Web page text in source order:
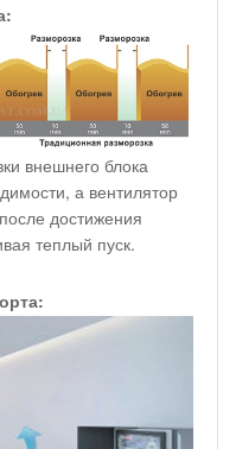
внешнего блока
а вентилятор
достижения
теплый пуск.